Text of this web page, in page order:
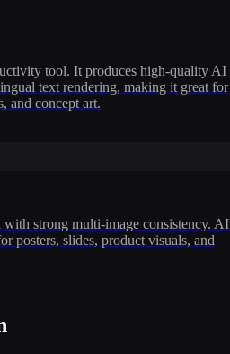
tool. It produces high-quality AI
text rendering, making it great for
and concept art.
strong multi-image consistency. AI
posters, slides, product visuals, and